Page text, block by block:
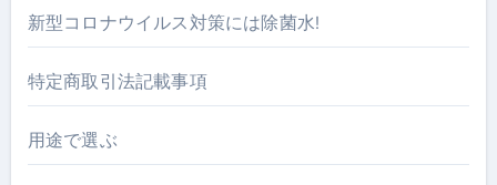
新型コロナウイルス対策には除菌水!
特定商取引法記載事項
用途で選ぶ